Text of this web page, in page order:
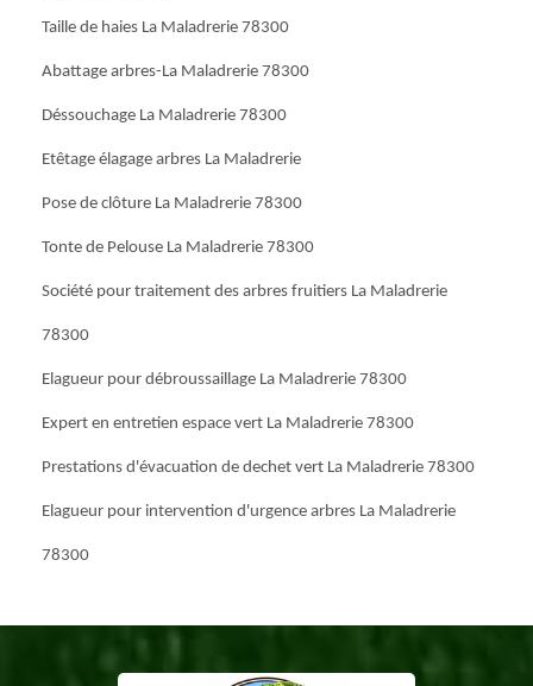
Taille de haies La Maladrerie 78300
Abattage arbres-La Maladrerie 78300
Déssouchage La Maladrerie 78300
Etêtage élagage arbres La Maladrerie
Pose de clôture La Maladrerie 78300
Tonte de Pelouse La Maladrerie 78300
Société pour traitement des arbres fruitiers La Maladrerie
78300
Elagueur pour débroussaillage La Maladrerie 78300
Expert en entretien espace vert La Maladrerie 78300
Prestations d'évacuation de dechet vert La Maladrerie 78300
Elagueur pour intervention d'urgence arbres La Maladrerie
78300